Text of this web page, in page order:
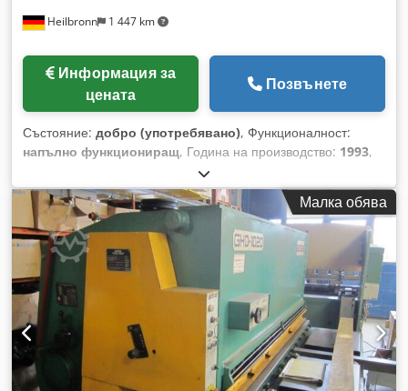
Heilbronn 1 447 km
Информация за
цената
Позвънете
Състояние: добро (употребявано), Функционалност:
напълно функциониращ, Година на производство: 1993,
максимална дебелина на стоманен лист:
ограничител:1 000 мм, максимална дължина на рязане:
3 050 мм, моторизиран заден ограничител Chodpfx Ahov Tk
Efoasa регулиране на разстоянието между режещите
елементи регулиране на ъгъла на рязане крачен
превключвател Технически данни: Дължина на рязане /
макс. дължина на рязане 3050 мм Капацитет на рязане /
дебелина на рязане 13 мм Заден ограничител /
максимално разстояние 1000 мм Мощност на двигателя /
мощност на задвижването 22 кВ Тегло на машината,
приблизително / тегло 8000 кг Техническите данни,
аксесоарите и описанието на машината не са обвързващи.
Малка обява